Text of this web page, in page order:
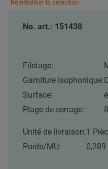
Réinitialiser la sélection
No. art.: 151438
Filetage:
Garniture isophonique:
Surface:
Plage de serrage:
Unité de livraison:1
Poids/MU:
0,289